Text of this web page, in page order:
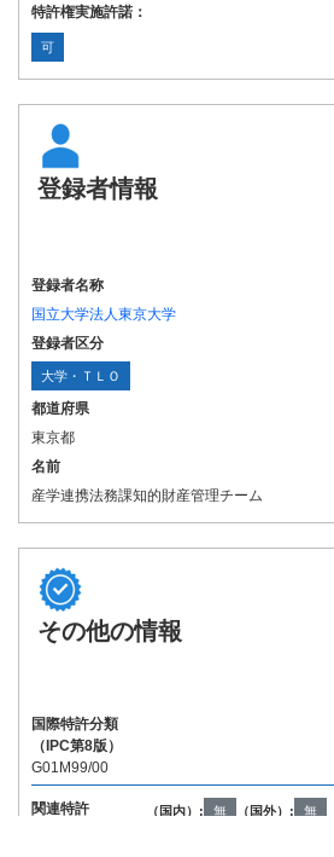
特許権実施許諾：
可
登録者情報
登録者名称
国立大学法人東京大学
登録者区分
大学・ＴＬＯ
都道府県
東京都
名前
産学連携法務課知的財産管理チーム
その他の情報
国際特許分類
（IPC第8版）
G01M99/00
関連特許 （国内）: 無 （国外）: 無